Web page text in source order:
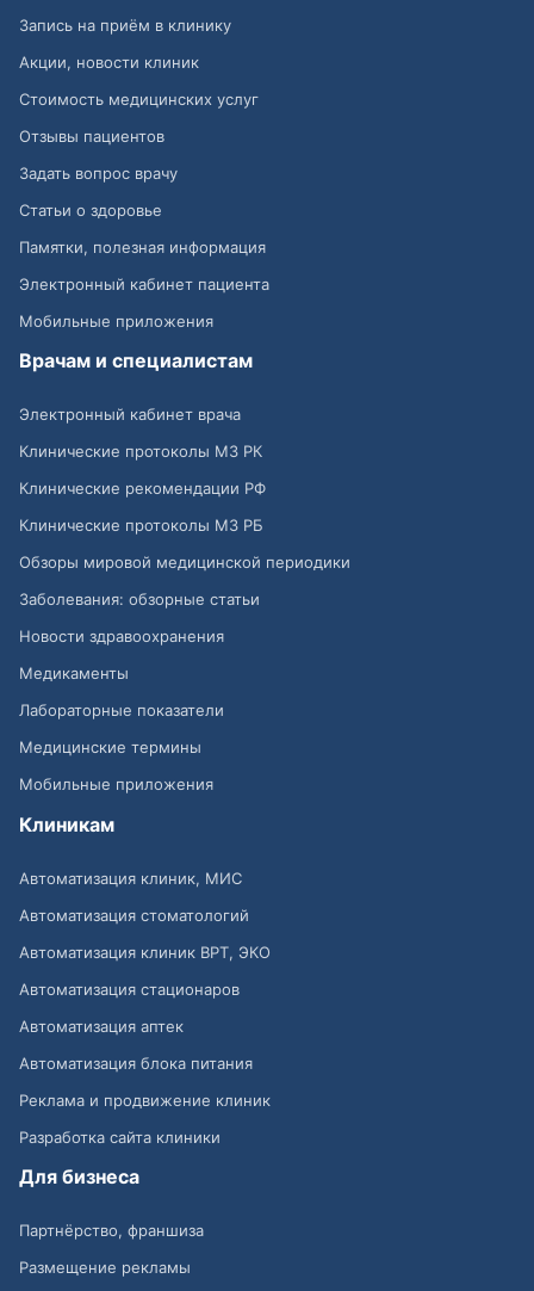
Запись на приём в клинику
Акции, новости клиник
Стоимость медицинских услуг
Отзывы пациентов
Задать вопрос врачу
Статьи о здоровье
Памятки, полезная информация
Электронный кабинет пациента
Мобильные приложения
Врачам и специалистам
Электронный кабинет врача
Клинические протоколы МЗ РК
Клинические рекомендации РФ
Клинические протоколы МЗ РБ
Обзоры мировой медицинской периодики
Заболевания: обзорные статьи
Новости здравоохранения
Медикаменты
Лабораторные показатели
Медицинские термины
Мобильные приложения
Клиникам
Автоматизация клиник, МИС
Автоматизация стоматологий
Автоматизация клиник ВРТ, ЭКО
Автоматизация стационаров
Автоматизация аптек
Автоматизация блока питания
Реклама и продвижение клиник
Разработка сайта клиники
Для бизнеса
Партнёрство, франшиза
Размещение рекламы